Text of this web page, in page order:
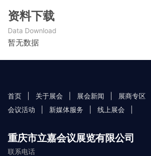
资料下载
Data Download
暂无数据
首页 关于展会 展会新闻 展商专区
会议活动
新媒体服务 线上展会
重庆市立嘉会议展览有限公司
联系电话